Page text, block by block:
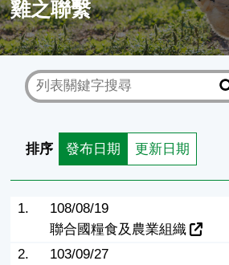
雞之聯繫
排序 發布日期 更新日期
1.
108/08/19
聯合國糧食及農業組織
2.
103/09/27